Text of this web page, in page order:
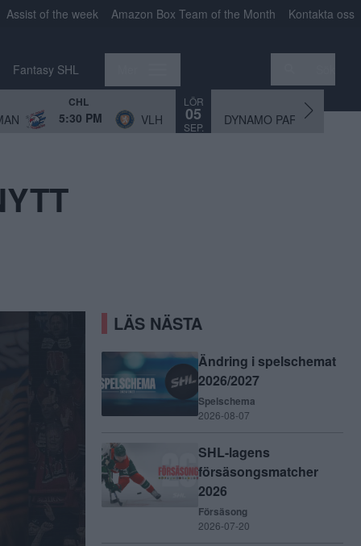
Assist of the week Amazon Box Team of the Month Kontakta oss
Fantasy SHL
CHL
5:30 PM VLH
LÖR
05
SEP. DYNAMO PAR
LÄS NÄSTA
Ändring i spelschemat
2026/2027
Spelschema
2026-08-07
SHL-lagens
försäsongsmatcher
2026
Försäsong
2026-07-20